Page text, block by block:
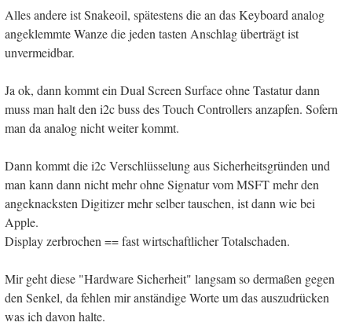
Alles andere ist Snakeoil, spätestens die an das Keyboard analog
angeklemmte Wanze die jeden tasten Anschlag überträgt ist
unvermeidbar.
Ja ok, dann kommt ein Dual Screen Surface ohne Tastatur dann
muss man halt den i2c buss des Touch Controllers anzapfen. Sofern
man da analog nicht weiter kommt.
Dann kommt die i2c Verschlüsselung aus Sicherheitsgründen und
man kann dann nicht mehr ohne Signatur vom MSFT mehr den
angeknacksten Digitizer mehr selber tauschen, ist dann wie bei
Apple.
Display zerbrochen == fast wirtschaftlicher Totalschaden.
Mir geht diese "Hardware Sicherheit" langsam so dermaßen gegen
den Senkel, da fehlen mir anständige Worte um das auszudrücken
was ich davon halte.